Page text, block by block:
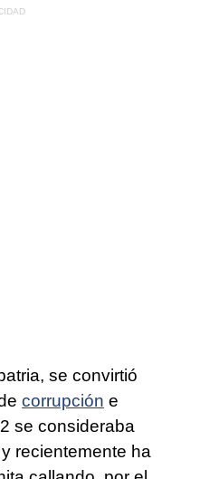
se convirtió
corrupción e
se consideraba
recientemente ha